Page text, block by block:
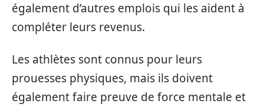
également d’autres emplois qui les aident à
compléter leurs revenus.
Les athlètes sont connus pour leurs
prouesses physiques, mais ils doivent
également faire preuve de force mentale et